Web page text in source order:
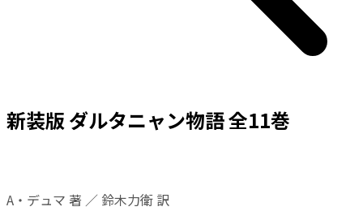
新装版 ダルタニャン物語 全11巻
A・デュマ 著 ／ 鈴木力衛 訳